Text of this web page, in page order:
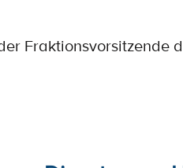
Fraktionsvorsitzende